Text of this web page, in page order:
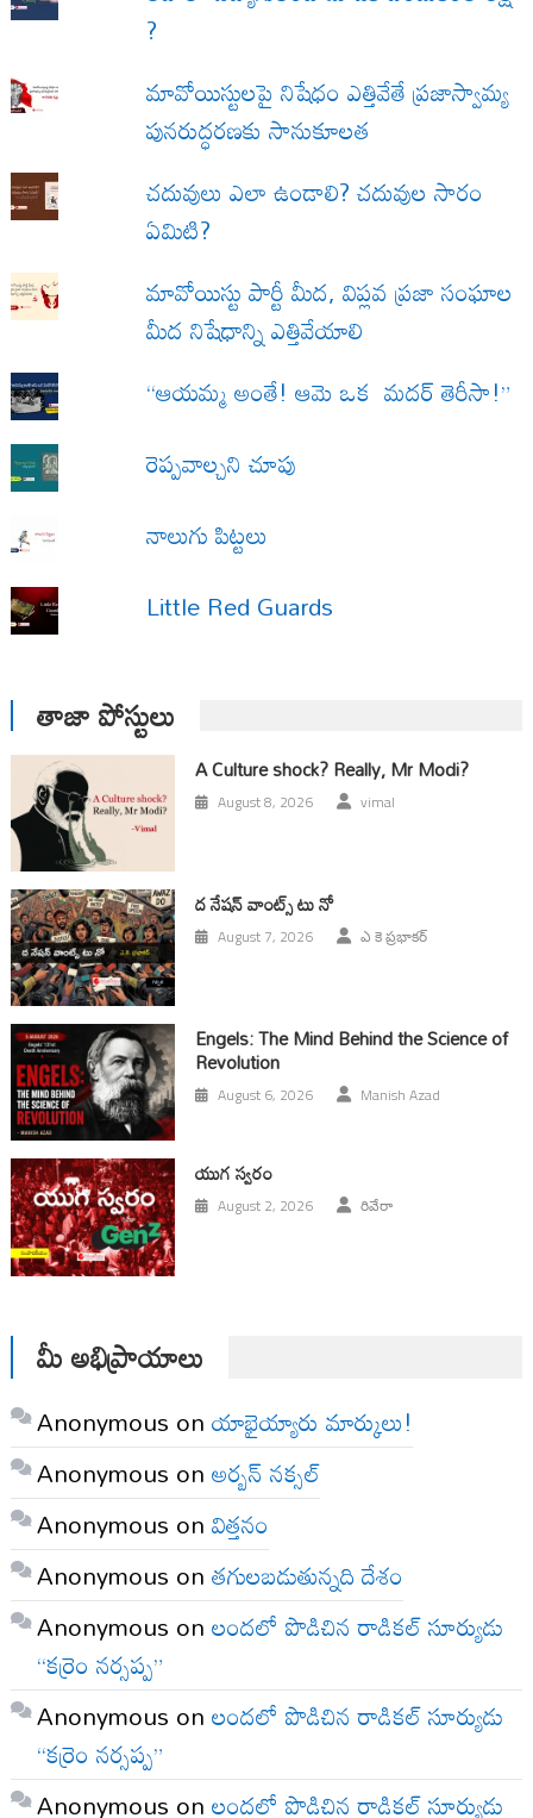
?
మావోయిస్టులపై నిషేధం ఎత్తివేతే ప్రజాస్వామ్య
పునరుద్ధరణకు సానుకూలత
చదువులు ఎలా ఉండాలి? చదువుల సారం
ఏమిటి?
మావోయిస్టు పార్టీ మీద, విప్లవ ప్రజా సంఘాల
మీద నిషేధాన్ని ఎత్తివేయాలి
“ఆయమ్మ అంతే! ఆమె ఒక మదర్ తెరీసా!”
రెప్పవాల్చని చూపు
నాలుగు పిట్టలు
Little Red Guards
తాజా పోస్టులు
A Culture shock? Really, Mr Modi?
August 8, 2026 vimal
ద నేషన్ వాంట్స్ టు నో
August 7, 2026 ఎ కె ప్రభాకర్
Engels: The Mind Behind the Science of
Revolution
August 6, 2026 Manish Azad
యుగ స్వ‌రం
August 2, 2026 రివేరా
మీ అభిప్రాయాలు
Anonymous onయాభైయ్యారు మార్కులు!
Anonymous onఅర్బన్ నక్సల్
Anonymous onవిత్తనం
Anonymous onతగులబడుతున్నది దేశం
Anonymous onలందలో పొడిచిన రాడికల్ సూర్యుడు
“కర్రెం నర్సప్ప”
Anonymous onలందలో పొడిచిన రాడికల్ సూర్యుడు
“కర్రెం నర్సప్ప”
Anonymous onలందలో పొడిచిన రాడికల్ సూర్యుడు